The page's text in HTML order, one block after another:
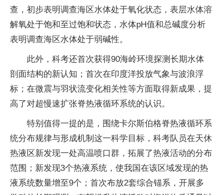
查，初步表明调查海区水体处于氧化状态，表层水体溶
解氧处于饱和至过饱和状态，水体pH值和总碱度分析
表明调查海区水体处于弱碱性。
此外，科考还首次获得90海岭环境探测长期水体
剖面结构的新认知；首次在印度洋投放气象与波浪浮
标；在微震与羽状流变化相关性等方面取得新成果，提
高了对超慢速扩张脊热液循环系统的认识。
特别值得一提的是，围绕卡尔斯伯格脊热液循环系
统分布规律与形成机制这一科学目标，科考队员在天休
热液区新发现一处高温喷口群，拓展了热液活动的分布
范围；新发现3个热液系统，使我国在该区域发现的热
液系统数量增至9个；首次布放2套综合锚系，开展多